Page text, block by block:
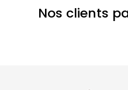
Nos clients